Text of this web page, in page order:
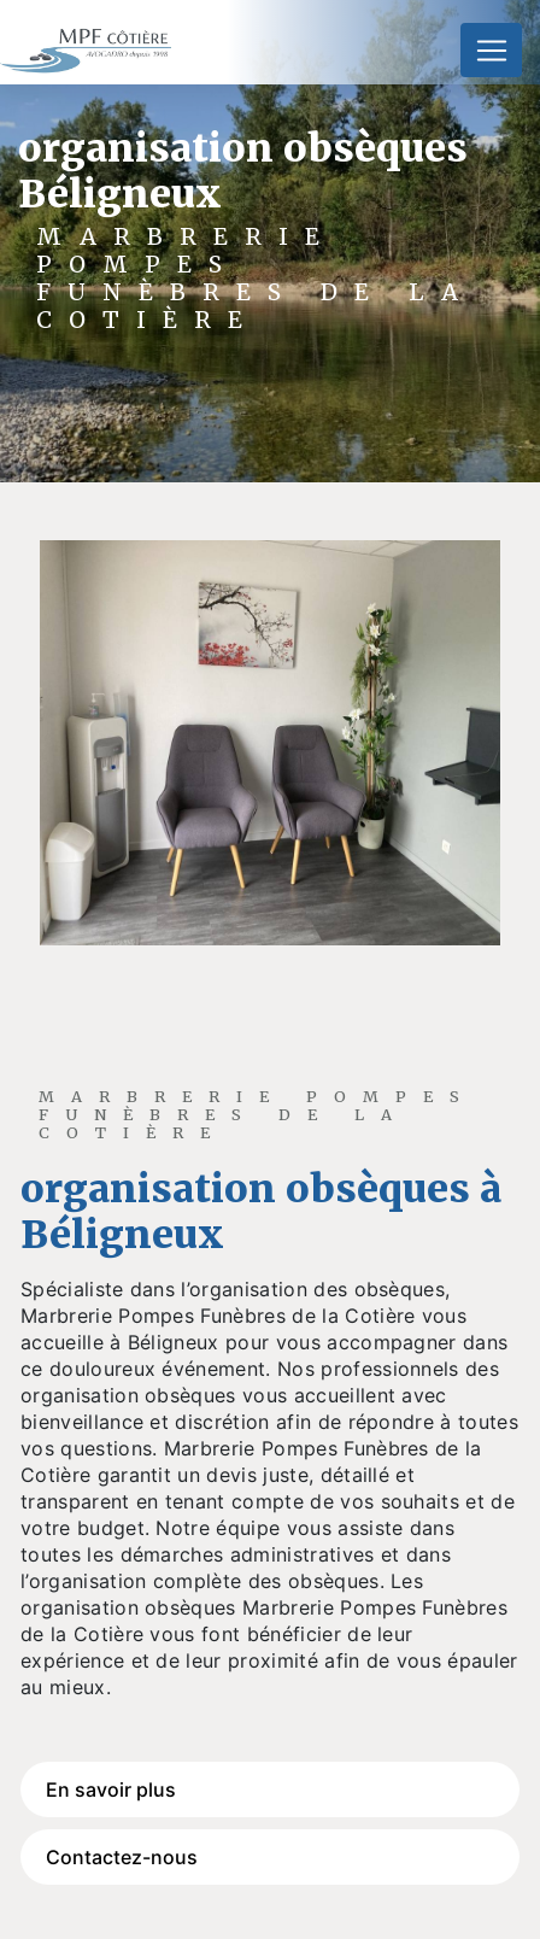
organisation obsèques
Béligneux
MARBRERIE
POMPES
FUNÈBRES DE LA
COTIÈRE
MARBRERIE POMPES
FUNÈBRES DE LA
COTIÈRE
organisation obsèques à
Béligneux
Spécialiste dans l’organisation des obsèques,
Marbrerie Pompes Funèbres de la Cotière vous
accueille à Béligneux pour vous accompagner dans
ce douloureux événement. Nos professionnels des
organisation obsèques vous accueillent avec
bienveillance et discrétion afin de répondre à toutes
vos questions. Marbrerie Pompes Funèbres de la
Cotière garantit un devis juste, détaillé et
transparent en tenant compte de vos souhaits et de
votre budget. Notre équipe vous assiste dans
toutes les démarches administratives et dans
l’organisation complète des obsèques. Les
organisation obsèques Marbrerie Pompes Funèbres
de la Cotière vous font bénéficier de leur
expérience et de leur proximité afin de vous épauler
au mieux.
En savoir plus
Contactez-nous